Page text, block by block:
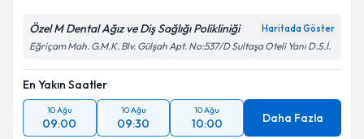
Özel M Dental Ağız ve Diş Sağlığı Polikliniği Haritada Göster
Eğriçam Mah. G.M.K. Blv. Gülşah Apt. No:537/D Sultaşa Oteli Yanı D.S.İ.
En Yakın Saatler
10 Ağu
09:00
10 Ağu
09:30
10 Ağu
10:00 Daha Fazla